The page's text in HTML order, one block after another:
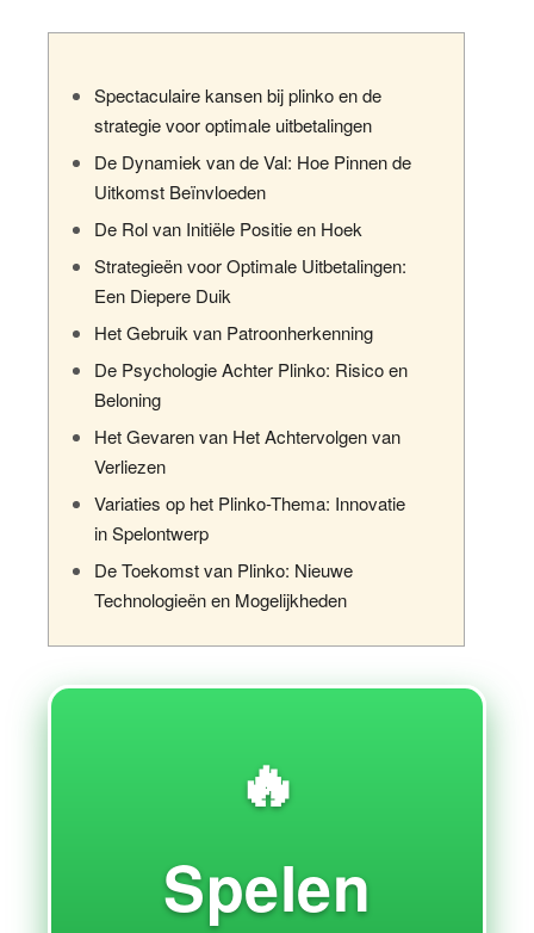
Spectaculaire kansen bij plinko en de
strategie voor optimale uitbetalingen
De Dynamiek van de Val: Hoe Pinnen de
Uitkomst Beïnvloeden
De Rol van Initiële Positie en Hoek
Strategieën voor Optimale Uitbetalingen:
Een Diepere Duik
Het Gebruik van Patroonherkenning
De Psychologie Achter Plinko: Risico en
Beloning
Het Gevaren van Het Achtervolgen van
Verliezen
Variaties op het Plinko-Thema: Innovatie
in Spelontwerp
De Toekomst van Plinko: Nieuwe
Technologieën en Mogelijkheden
🔥
Spelen